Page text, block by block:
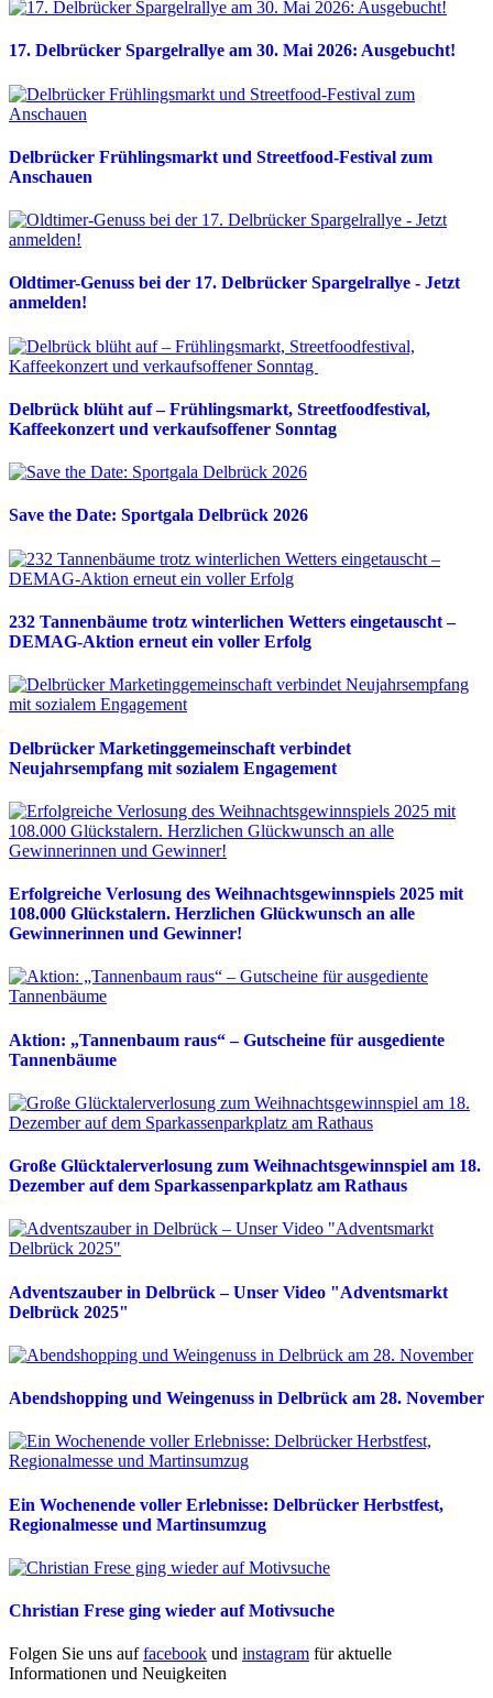
17. Delbrücker Spargelrallye am 30. Mai 2026: Ausgebucht!
Delbrücker Frühlingsmarkt und Streetfood-Festival zum
Anschauen
Oldtimer-Genuss bei der 17. Delbrücker Spargelrallye - Jetzt
anmelden!
Delbrück blüht auf – Frühlingsmarkt, Streetfoodfestival,
Kaffeekonzert und verkaufsoffener Sonntag
Save the Date: Sportgala Delbrück 2026
232 Tannenbäume trotz winterlichen Wetters eingetauscht –
DEMAG-Aktion erneut ein voller Erfolg
Delbrücker Marketinggemeinschaft verbindet
Neujahrsempfang mit sozialem Engagement
Erfolgreiche Verlosung des Weihnachtsgewinnspiels 2025 mit
108.000 Glückstalern. Herzlichen Glückwunsch an alle
Gewinnerinnen und Gewinner!
Aktion: „Tannenbaum raus“ – Gutscheine für ausgediente
Tannenbäume
Große Glücktalerverlosung zum Weihnachtsgewinnspiel am 18.
Dezember auf dem Sparkassenparkplatz am Rathaus
Adventszauber in Delbrück – Unser Video "Adventsmarkt
Delbrück 2025"
Abendshopping und Weingenuss in Delbrück am 28. November
Ein Wochenende voller Erlebnisse: Delbrücker Herbstfest,
Regionalmesse und Martinsumzug
Christian Frese ging wieder auf Motivsuche
Folgen Sie uns auffacebook und instagram für aktuelle
Informationen und Neuigkeiten